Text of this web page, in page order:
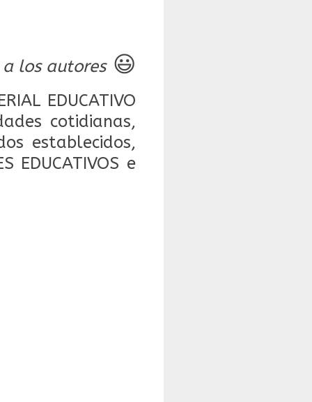
los autores😃
EDUCATIVO
cotidianas,
establecidos,
e